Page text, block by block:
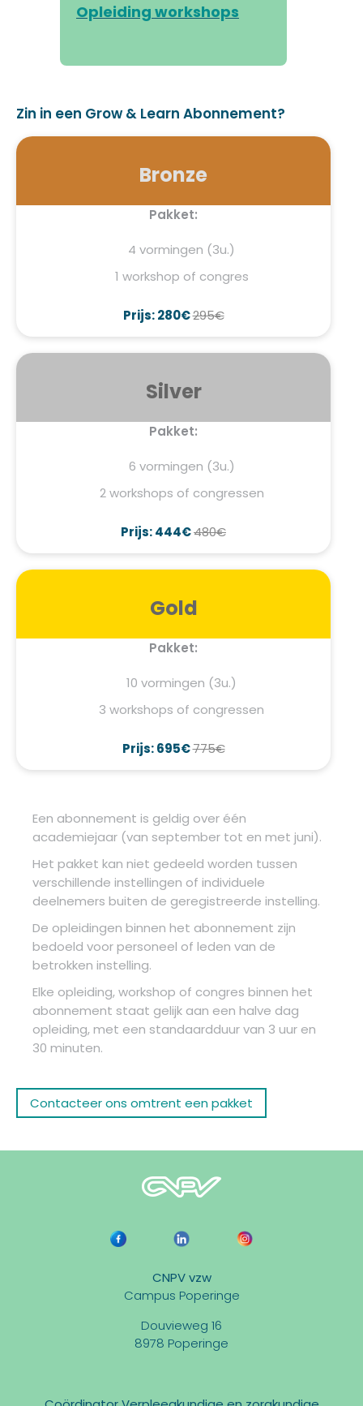
Opleiding workshops
Zin in een Grow & Learn Abonnement?
Bronze
Pakket:
4 vormingen (3u.)
1 workshop of congres
Prijs: 280€295€
Silver
Pakket:
6 vormingen (3u.)
2 workshops of congressen
Prijs: 444€480€
Gold
Pakket:
10 vormingen (3u.)
3 workshops of congressen
Prijs: 695€775€
Een abonnement is geldig over één
academiejaar (van september tot en met juni).
Het pakket kan niet gedeeld worden tussen
verschillende instellingen of individuele
deelnemers buiten de geregistreerde instelling.
De opleidingen binnen het abonnement zijn
bedoeld voor personeel of leden van de
betrokken instelling.
Elke opleiding, workshop of congres binnen het
abonnement staat gelijk aan een halve dag
opleiding, met een standaardduur van 3 uur en
30 minuten.
Contacteer ons omtrent een pakket
CNPV vzw
Campus Poperinge
Douvieweg 16
8978 Poperinge